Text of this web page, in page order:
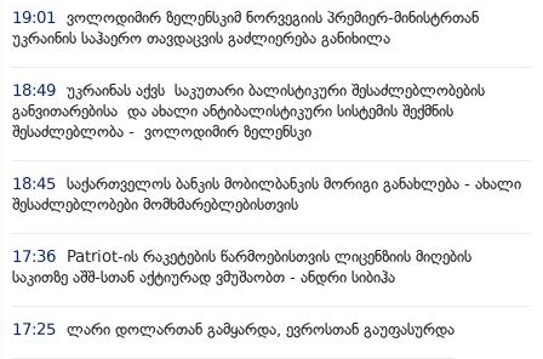
19:01
ვოლოდიმირ ზელენსკიმ ნორვეგიის პრემიერ-მინისტრთან
უკრაინის საჰაერო თავდაცვის გაძლიერება განიხილა
18:49 უკრაინას აქვს საკუთარი ბალისტიკური შესაძლებლობების
განვითარებისა და ახალი ანტიბალისტიკური სისტემის შექმნის
შესაძლებლობა - ვოლოდიმირ ზელენსკი
18:45 საქართველოს ბანკის მობილბანკის მორიგი განახლება - ახალი
შესაძლებლობები მომხმარებლებისთვის
17:36
Patriot-ის რაკეტების წარმოებისთვის ლიცენზიის მიღების
საკითზე აშშ-სთან აქტიურად ვმუშაობთ - ანდრი სიბიჰა
17:25 ლარი დოლართან გამყარდა, ევროსთან გაუფასურდა